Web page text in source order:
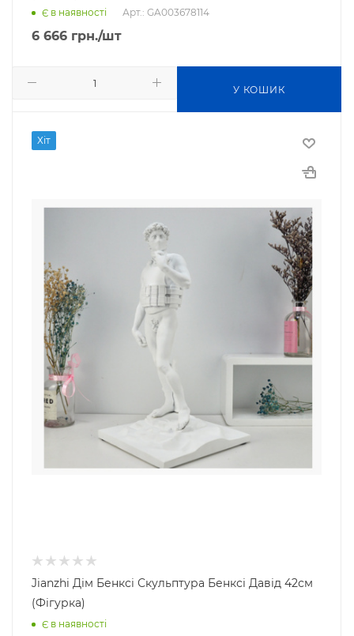
Є в наявності Арт.: GA003678114
6 666 грн./шт
У КОШИК
Хіт
Jianzhi Дім Бенксі Скульптура Бенксі Давід 42см
(Фігурка)
Є в наявності